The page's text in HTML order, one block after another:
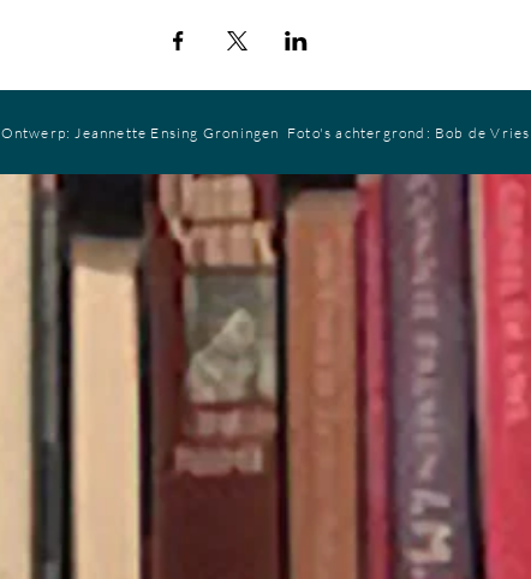
Ontwerp: Jeannette Ensing Groningen Foto's achtergrond: Bob de Vries